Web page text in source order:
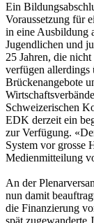
Ein
Voraussetzung für
in eine Ausbildung
Jugendlichen und
25 Jahren, die
verfügen allerdings
Brückenangebote
Schweizerischen
EDK derzeit ein
zur Verfügung.
System vor grosse
Medienmitteilung
An der
nun damit
die Finanzierung